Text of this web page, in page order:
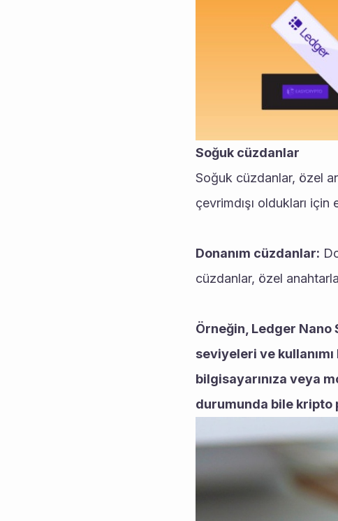
Soğuk cüzdanlar
Soğuk cüzdanlar, özel
çevrimdışı oldukları
Donanım cüzdanlar:
cüzdanlar, özel
Örneğin, Ledger Nano
seviyeleri ve
bilgisayarınıza veya
durumunda bile